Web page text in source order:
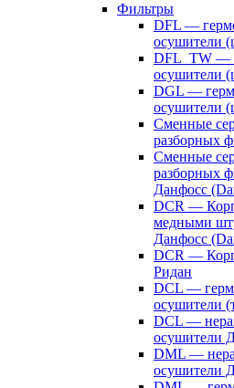
Фильтры
DFL —
осушители
DFL_TW —
осушители
DGL —
осушители
Сменные
разборных
Сменные
разборных
Данфосс
DCR —
медными
Данфосс
DCR —
Ридан
DCL —
осушители
DCL —
осушители
DML —
осушители